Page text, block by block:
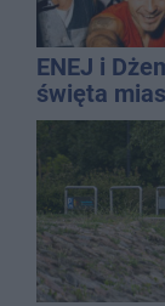
ENEJ i
święta